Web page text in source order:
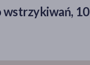
wstrzykiwań, 10